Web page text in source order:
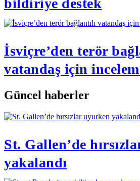
bildiriye destek
İsviçre’den terör
vatandaş için
Güncel haberler
St. Gallen’de
yakalandı